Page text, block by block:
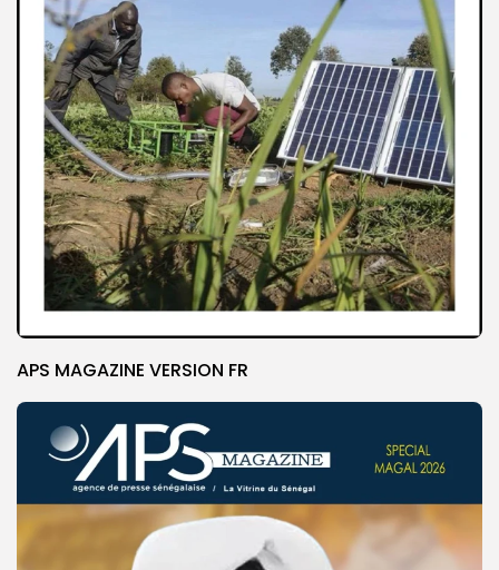
APS MAGAZINE VERSION FR